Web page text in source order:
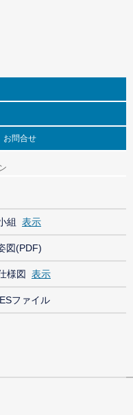
お問合せ
組
図(PDF)
様図
ファイル